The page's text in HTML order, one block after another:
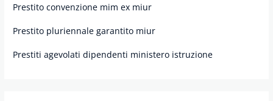
Prestito convenzione mim ex miur
Prestito pluriennale garantito miur
Prestiti agevolati dipendenti ministero istruzione